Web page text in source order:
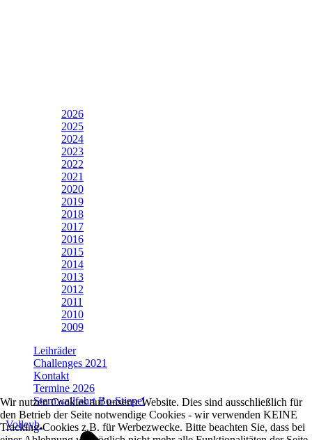
2026
2025
2024
2023
2022
2021
2020
2019
2018
2017
2016
2015
2014
2013
2012
2011
2010
2009
Leihräder
Challenges 2021
Kontakt
Termine 2026
Sternwallfahrt Bo-Stiepel
Volleyb.
Wir nutzen Cookies auf unserer Website. Dies sind ausschließlich für
den Betrieb der Seite notwendige Cookies - wir verwenden KEINE
Tracking-Cookies z.B. für Werbezwecke. Bitte beachten Sie, dass bei